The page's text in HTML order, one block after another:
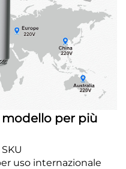
per più
uso internazionale